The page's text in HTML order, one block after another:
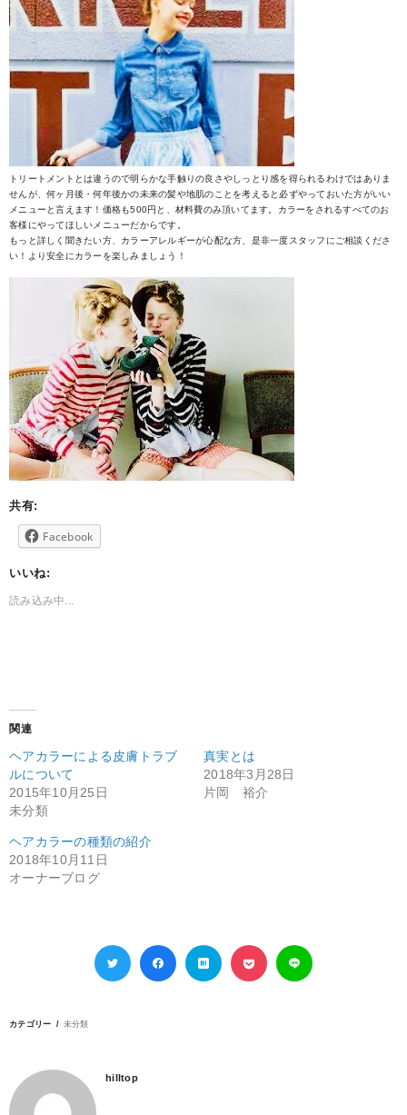
トリートメントとは違うので明らかな手触りの良さやしっとり感を得られるわけではありま
せんが、何ヶ月後・何年後かの未来の髪や地肌のことを考えると必ずやっておいた方がいい
メニューと言えます！価格も500円と、材料費のみ頂いてます。カラーをされるすべてのお
客様にやってほしいメニューだからです。
もっと詳しく聞きたい方、カラーアレルギーが心配な方、是非一度スタッフにご相談くださ
い！より安全にカラーを楽しみましょう！
共有:
Facebook
いいね:
読み込み中...
関連
ヘアカラーによる皮膚トラブ
ルについて
2015年10月25日
未分類
真実とは
2018年3月28日
片岡 裕介
ヘアカラーの種類の紹介
2018年10月11日
オーナーブログ
カテゴリー 未分類
hilltop